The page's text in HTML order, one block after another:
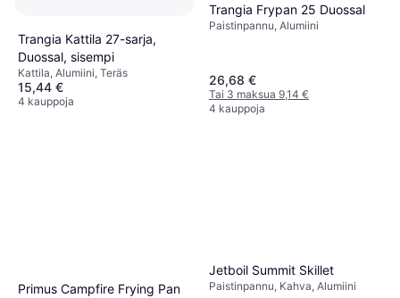
Trangia Kattila 27-sarja,
Duossal, sisempi
Kattila, Alumiini, Teräs
15,44 €
4 kauppoja
Trangia Frypan 25 Duossal
Paistinpannu, Alumiini
26,68 €
Tai 3 maksua 9,14 €
4 kauppoja
Primus Campfire Frying Pan
Jetboil Summit Skillet
Paistinpannu, Kahva, Alumiini